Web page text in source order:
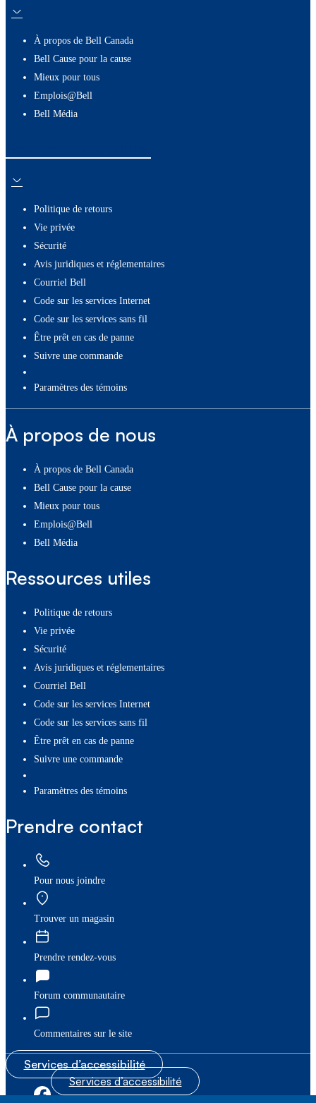
À propos de Bell Canada
Bell Cause pour la cause
Mieux pour tous
Emplois@Bell
Bell Média
Politique de retours
Vie privée
Sécurité
Avis juridiques et réglementaires
Courriel Bell
Code sur les services Internet
Code sur les services sans fil
Être prêt en cas de panne
Suivre une commande
paramètres des témoins
À propos de nous
À propos de Bell Canada
Bell Cause pour la cause
Mieux pour tous
Emplois@Bell
Bell Média
Ressources utiles
Politique de retours
Vie privée
Sécurité
Avis juridiques et réglementaires
Courriel Bell
Code sur les services Internet
Code sur les services sans fil
Être prêt en cas de panne
Suivre une commande
paramètres des témoins
Prendre contact
Pour nous joindre
Trouver un magasin
Prendre rendez-vous
Forum communautaire
Commentaires sur le site
Services d’accessibilité
Services d’accessibilité